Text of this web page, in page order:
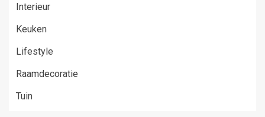
Interieur
Keuken
Lifestyle
Raamdecoratie
Tuin